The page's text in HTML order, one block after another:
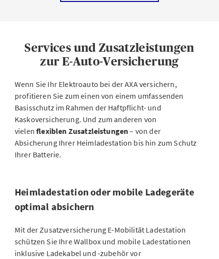
inklusive Car-Hacking und Missbrauch von
Keyless-Systemen
Naturereignissewie Hagel, Blitzschlag, Feuer oder
Überschwemmungen
Glasbruchan Front-, Heck- oder Seitenscheiben
Tierschäden durch Marder, Nagetiere oder
Zusammenstösse mit Wildtieren
böswillige Beschädigungen
Vollkaskoversicherung
Zusätzlich zu den Leistungen der Teilkasko deckt die E-
Auto-Versicherung mit Vollkasko alle Schäden ab, die
Sie selbst durch Kollision an Ihrem Fahrzeug
Services und Zusatzleistungen
zur E-Auto-Versicherung
Wenn Sie Ihr Elektroauto bei der AXA versichern,
profitieren Sie zum einen von einem umfassenden
Basisschutz im Rahmen der Haftpflicht- und
Kaskoversicherung. Und zum anderen von
vielenflexiblen Zusatzleistungen– von der
Absicherung Ihrer Heimladestation bis hin zum Schutz
Ihrer Batterie.
Heimladestation oder mobile Ladegeräte
optimal absichern
Mit der Zusatzversicherung E-Mobilität Ladestation
schützen Sie Ihre Wallbox und mobile Ladestationen
inklusive Ladekabel und -zubehör vor